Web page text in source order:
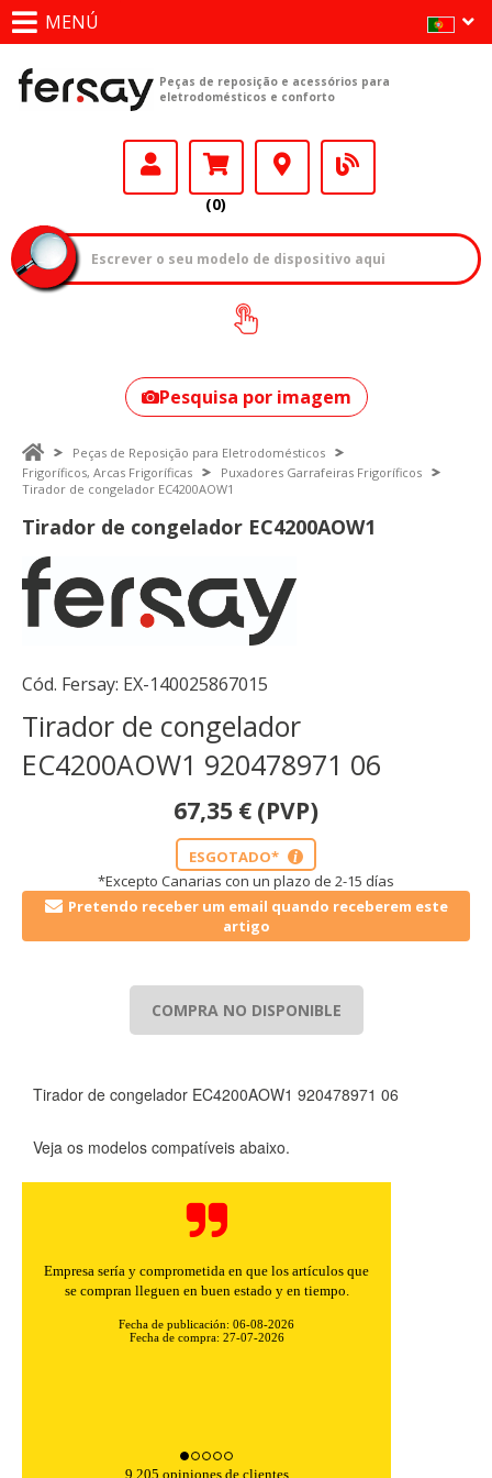
MENÚ
Peças de reposição e acessórios para
eletrodomésticos e conforto
(0)
Como encontrar
o seu modelo?
Pesquisa por imagem
Peças de Reposição para Eletrodomésticos
Frigoríficos, Arcas Frigoríficas
Puxadores Garrafeiras Frigoríficos
Tirador de congelador EC4200AOW1
Tirador de congelador EC4200AOW1
Cód. Fersay: EX-140025867015
Tirador de congelador
EC4200AOW1 920478971 06
67,35 € (PVP)
ESGOTADO* i
*Excepto Canarias con un plazo de 2-15 días
Pretendo receber um email quando receberem este
artigo
COMPRA NO DISPONIBLE
Tirador de congelador EC4200AOW1 920478971 06
Veja os modelos compatíveis abaixo.
Empresa sería y comprometida en que los artículos que
se compran lleguen en buen estado y en tiempo.
Fecha de publicación: 06-08-2026
Fecha de compra: 27-07-2026
9,205 opiniones de clientes